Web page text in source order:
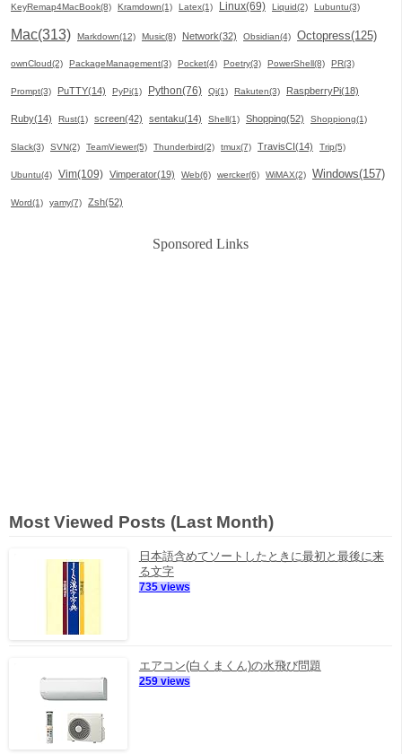
KeyRemap4MacBook(8) Kramdown(1) Latex(1) Linux(69) Liquid(2) Lubuntu(3)
Mac(313) Markdown(12) Music(8) Network(32) Obsidian(4) Octopress(125)
ownCloud(2) PackageManagement(3) Pocket(4) Poetry(3) PowerShell(8) PR(3)
Prompt(3) PuTTY(14) PyPi(1) Python(76) Qi(1) Rakuten(3) RaspberryPi(18)
Ruby(14) Rust(1) screen(42) sentaku(14) Shell(1) Shopping(52) Shoppiong(1)
Slack(3) SVN(2) TeamViewer(5) Thunderbird(2) tmux(7) TravisCI(14) Trip(5)
Ubuntu(4) Vim(109) Vimperator(19) Web(6) wercker(6) WiMAX(2) Windows(157)
Word(1) yamy(7) Zsh(52)
Sponsored Links
Most Viewed Posts (Last Month)
日本語含めてソートしたときに最初と最後に来
る文字
735 views
エアコン(白くまくん)の水飛び問題
259 views